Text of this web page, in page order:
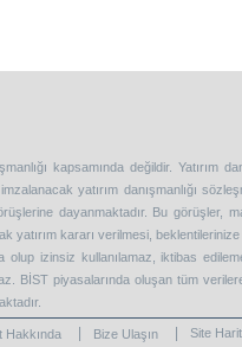
kapsamında değildir. Yatırım
yatırım danışmanlığı
dayanmaktadır. Bu görüşler,
yatırım kararı verilmesi,
izinsiz kullanılamaz, iktibas
BİST piyasalarında oluşan tüm
Hakkında Bize Ulaşın Site